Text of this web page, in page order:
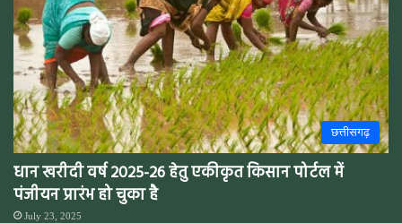
छत्तीसगढ़
धान खरीदी वर्ष 2025-26 हेतु एकीकृत किसान पोर्टल में
पंजीयन प्रारंभ हो चुका है
July 23, 2025